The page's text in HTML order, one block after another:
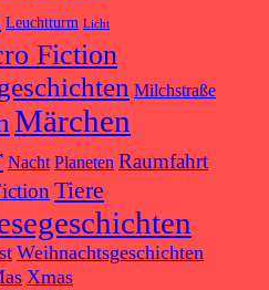
Leuchtturm Licht
Fiction
Milchstraße
Märchen
Nacht Planeten Raumfahrt
Tiere
Weihnachtsgeschichten
Xmas